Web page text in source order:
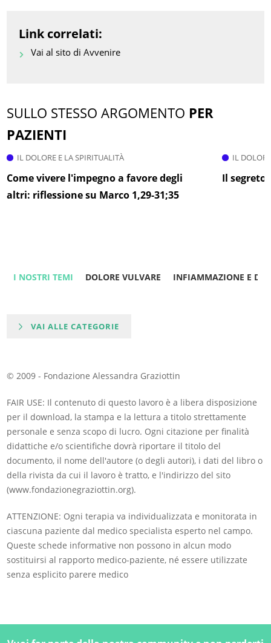
Link correlati:
Vai al sito di Avvenire
SULLO STESSO ARGOMENTO PER
PAZIENTI
IL DOLORE E LA SPIRITUALITÀ
Come vivere l'impegno a favore degli
altri: riflessione su Marco 1,29-31;35
IL
Il segreto
I NOSTRI TEMI DOLORE VULVARE INFIAMMAZIONE E
VAI ALLE CATEGORIE
© 2009 - Fondazione Alessandra Graziottin
FAIR USE: Il contenuto di questo lavoro è a libera disposizione
per il download, la stampa e la lettura a titolo strettamente
personale e senza scopo di lucro. Ogni citazione per finalità
didattiche e/o scientifiche dovrà riportare il titolo del
documento, il nome dell'autore (o degli autori), i dati del libro o
della rivista da cui il lavoro è tratto, e l'indirizzo del sito
(www.fondazionegraziottin.org).
ATTENZIONE: Ogni terapia va individualizzata e monitorata in
ciascuna paziente dal medico specialista esperto nel campo.
Queste schede informative non possono in alcun modo
sostituirsi al rapporto medico-paziente, né essere utilizzate
senza esplicito parere medico